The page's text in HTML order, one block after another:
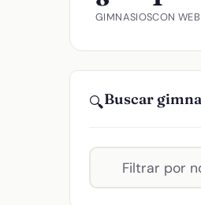
GIMNASIOSCON
🔍Buscar